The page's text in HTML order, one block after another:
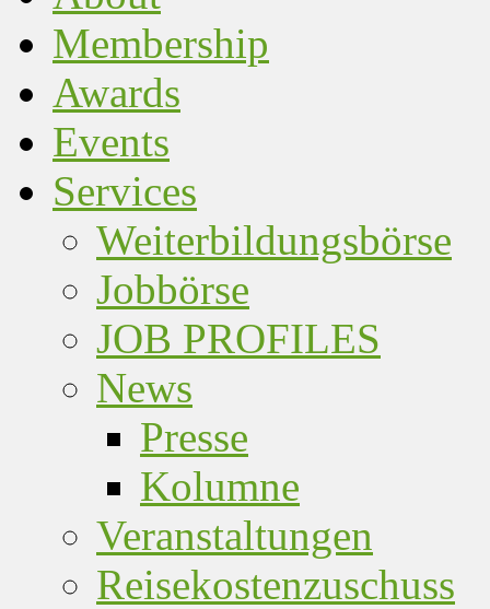
Membership
Awards
Events
Services
Weiterbildungsbörse
Jobbörse
JOB PROFILES
News
Presse
Kolumne
Veranstaltungen
Reisekostenzuschuss